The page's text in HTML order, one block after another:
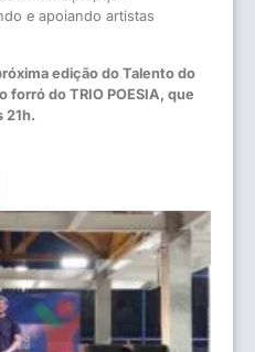
e apoiando artistas
edição do Talento do
forró do TRIO POESIA, que
21h.